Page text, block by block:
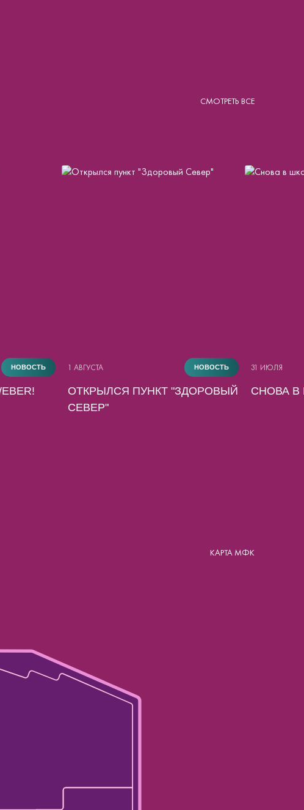
СМОТРЕТЬ ВСЕ
НОВОСТЬ 1 АВГУСТА НОВОСТЬ
ОТКРЫЛСЯ ПУНКТ "ЗДОРОВЫЙ
СЕВЕР"
31 ИЮЛЯ
СНОВА В
КАРТА МФК